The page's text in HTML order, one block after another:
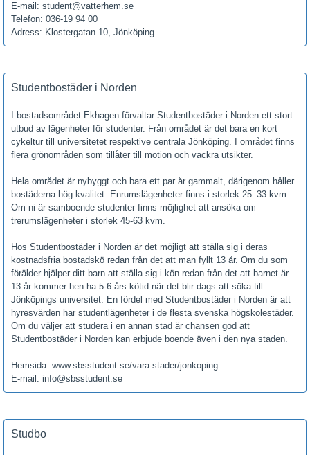
E-mail: student@vatterhem.se
Telefon: 036-19 94 00
Adress: Klostergatan 10, Jönköping
Studentbostäder i Norden
I bostadsområdet Ekhagen förvaltar Studentbostäder i Norden ett stort
utbud av lägenheter för studenter. Från området är det bara en kort
cykeltur till universitetet respektive centrala Jönköping. I området finns
flera grönområden som tillåter till motion och vackra utsikter.
Hela området är nybyggt och bara ett par år gammalt, därigenom håller
bostäderna hög kvalitet. Enrumslägenheter finns i storlek 25–33 kvm.
Om ni är samboende studenter finns möjlighet att ansöka om
trerumslägenheter i storlek 45-63 kvm.
Hos Studentbostäder i Norden är det möjligt att ställa sig i deras
kostnadsfria bostadskö redan från det att man fyllt 13 år. Om du som
förälder hjälper ditt barn att ställa sig i kön redan från det att barnet är
13 år kommer hen ha 5-6 års kötid när det blir dags att söka till
Jönköpings universitet. En fördel med Studentbostäder i Norden är att
hyresvärden har studentlägenheter i de flesta svenska högskolestäder.
Om du väljer att studera i en annan stad är chansen god att
Studentbostäder i Norden kan erbjude boende även i den nya staden.
Hemsida: www.sbsstudent.se/vara-stader/jonkoping
E-mail: info@sbsstudent.se
Studbo